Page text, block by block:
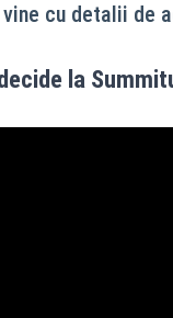
cu detalii de
la